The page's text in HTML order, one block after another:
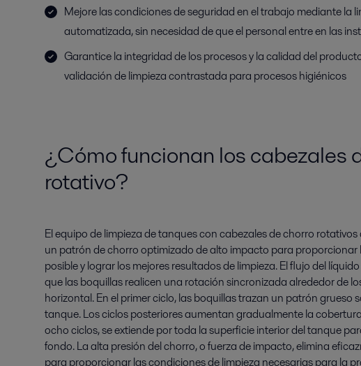
Mejore las condiciones de seguridad en el trabajo mediante la
automatizada, sin necesidad de que el personal entre en las
Garantice la integridad de los procesos y la calidad del
validación de limpieza contrastada para procesos higiénicos
¿Cómo funcionan los cabezales
rotativo?
El equipo de limpieza de tanques con cabezales de chorro rotativos
un patrón de chorro optimizado de alto impacto para proporcionar
posible y lograr los mejores resultados de limpieza. El flujo del
que las boquillas realicen una rotación sincronizada alrededor de
horizontal. En el primer ciclo, las boquillas trazan un patrón grueso
tanque. Los ciclos posteriores aumentan gradualmente la
ocho ciclos, se extiende por toda la superficie interior del tanque
fondo. La alta presión del chorro, o fuerza de impacto, elimina
para proporcionar las condiciones de limpieza necesarias para la